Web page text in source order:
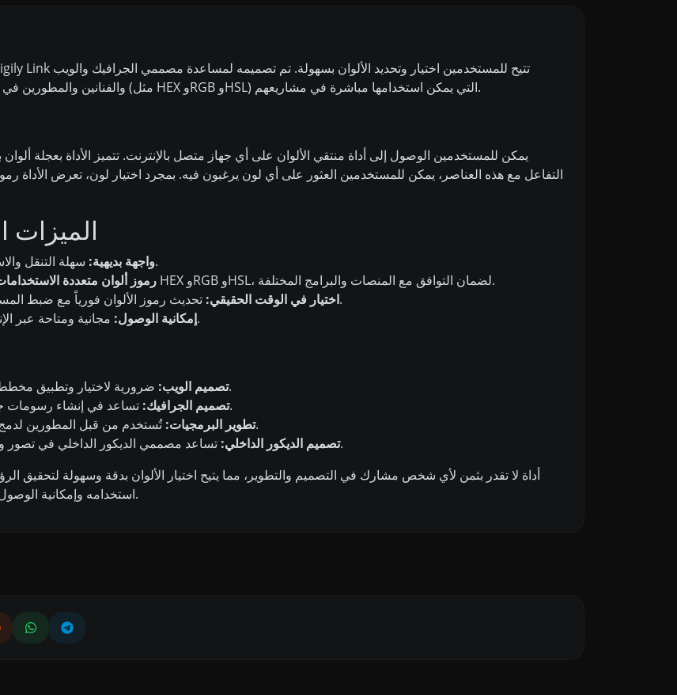
والفنانين والمطورين في العثور على الألوان المثالية من خلال توفير رموز الألوان (مثل HEX وRGB وHSL) التي يمكن استخدامها مباشرة في مشاريعهم.
يمكن للمستخدمين الوصول إلى أداة منتقي الألوان على أي جهاز متصل بالإنترنت. تتميز الأداة بعجلة
التفاعل مع هذه العناصر، يمكن للمستخدمين العثور على أي لون يرغبون فيه. بمجرد اختيار لون، تعرض الأداة
الميزات
واجهة بديهية:سهلة التنقل والاستخدام، مناسبة للمحترفين والهواة على حد سواء.
رموز ألوان متعددة
توفر تنسيقات رموز ألوان متنوعة، بما في ذلك HEX وRGB وHSL، لضمان التوافق مع المنصات والبرامج المختلفة.
اختيار في الوقت الحقيقي:تحديث رموز الألوان فورياً مع ضبط المستخدمين لمعايير اللون، مما يوفر ردود فعل فورية.
إمكانية الوصول:مجانية ومتاحة عبر الإنترنت، مما يجعلها متاحة لأي شخص في أي مكان.
تصميم الويب:ضرورية لاختيار وتطبيق مخططات الألوان التي تعزز الجمالية والوظيفية للمواقع.
تصميم الجرافيك:تساعد في إنشاء رسومات جذابة بصرياً من خلال توفير مطابقة دقيقة للألوان.
تطوير البرمجيات:تُستخدم من قبل المطورين لدمج ألوان محددة في التطبيقات وواجهات المستخدم.
تصميم الديكور الداخلي:تساعد مصممي الديكور الداخلي في تصور واتخاذ قرارات بشأن مخططات الألوان للمساحات.
استخدامه وإمكانية الوصول إليه تجعله مفضلاً بين المحترفين والهواة على حد سواء.